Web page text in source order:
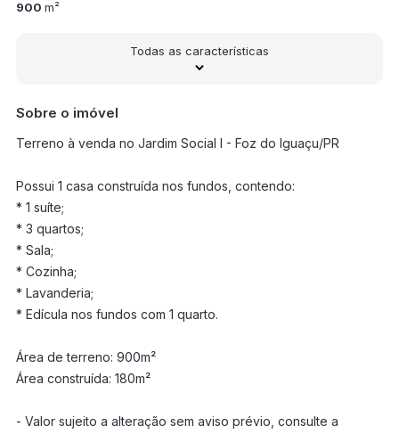
900 m²
Todas as características
Sobre o imóvel
Terreno à venda no Jardim Social I - Foz do Iguaçu/PR
Possui 1 casa construída nos fundos, contendo:
* 1 suíte;
* 3 quartos;
* Sala;
* Cozinha;
* Lavanderia;
* Edícula nos fundos com 1 quarto.
Área de terreno: 900m²
Área construída: 180m²
- Valor sujeito a alteração sem aviso prévio, consulte a